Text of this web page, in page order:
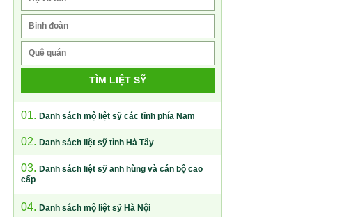
TÌM LIỆT SỸ
01. Danh sách mộ liệt sỹ các tỉnh phía Nam
02. Danh sách liệt sỹ tỉnh Hà Tây
03. Danh sách liệt sỹ anh hùng và cán bộ cao
cấp
04. Danh sách mộ liệt sỹ Hà Nội